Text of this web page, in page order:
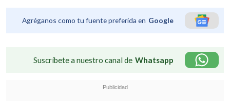
Agréganos como tu fuente preferida en Google
Suscríbete a nuestro canal de Whatsapp